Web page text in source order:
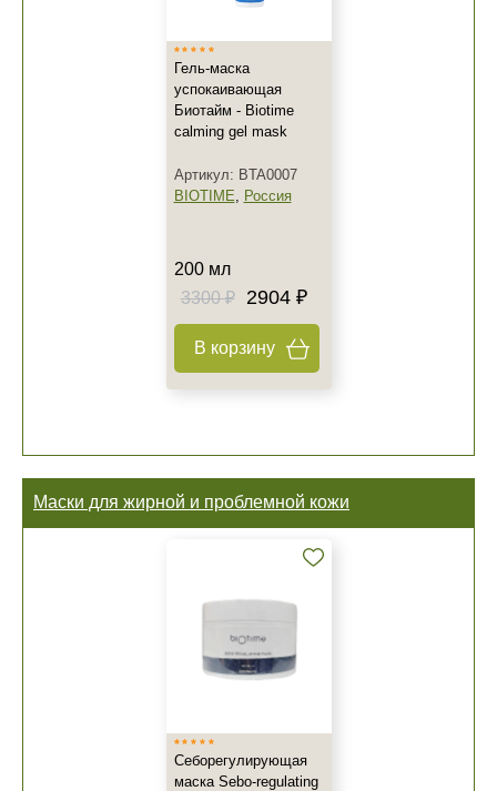
Гель-маска
успокаивающая
Биотайм - Biotime
calming gel mask
Артикул: BTA0007
BIOTIME, Россия
200 мл
3300 ₽
2904 ₽
В корзину
Маски для жирной и проблемной кожи
Себорегулирующая
маска Sebo-regulating